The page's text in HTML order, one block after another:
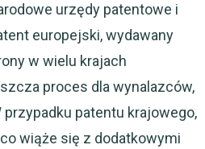
urzędy patentowe i
europejski, wydawany
w wielu krajach
proces dla wynalazców,
patentu krajowego,
wiąże się z dodatkowymi